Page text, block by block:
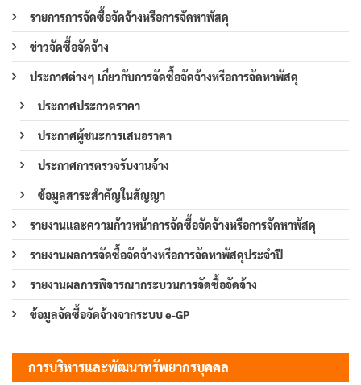
รายการการจัดซื้อจัดจ้างหรือการจัดหาพัสดุ
ข่าวจัดซื้อจัดจ้าง
ประกาศต่างๆ เกี่ยวกับการจัดซื้อจัดจ้างหรือการจัดหาพัสดุ
ประกาศประกวดราคา
ประกาศผู้ชนะการเสนอราคา
ประกาศการตรวจรับงานจ้าง
ข้อมูลสาระสำคัญในสัญญา
รายงานและความก้าวหน้าการจัดซื้อจัดจ้างหรือการจัดหาพัสดุ
รายงานผลการจัดซื้อจัดจ้างหรือการจัดหาพัสดุประจำปี
รายงานผลการพิจารณากระบวนการจัดซื้อจัดจ้าง
ข้อมูลจัดซื้อจัดจ้างจากระบบ e-GP
การบริหารและพัฒนาทรัพยากรบุคคล